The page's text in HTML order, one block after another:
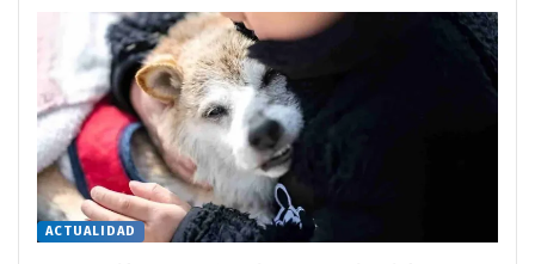
ACTUALIDAD